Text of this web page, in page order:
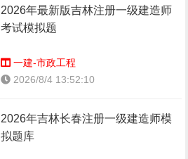
2026年最新版吉林注册一级建造师
考试模拟题
一建-市政工程
2026/8/4 13:52:10
2026年吉林长春注册一级建造师模
拟题库